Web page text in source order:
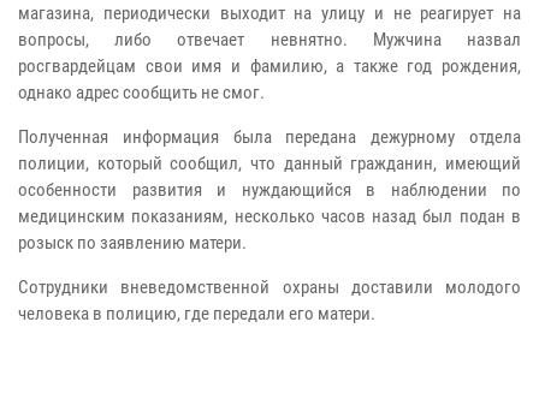
магазина, периодически выходит на улицу и не реагирует на
вопросы, либо отвечает невнятно. Мужчина назвал
росгвардейцам свои имя и фамилию, а также год рождения,
однако адрес сообщить не смог.
Полученная информация была передана дежурному отдела
полиции, который сообщил, что данный гражданин, имеющий
особенности развития и нуждающийся в наблюдении по
медицинским показаниям, несколько часов назад был подан в
розыск по заявлению матери.
Сотрудники вневедомственной охраны доставили молодого
человека в полицию, где передали его матери.